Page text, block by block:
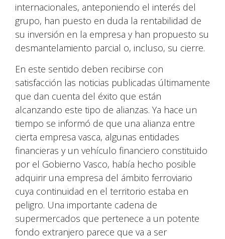
internacionales, anteponiendo el interés del
grupo, han puesto en duda la rentabilidad de
su inversión en la empresa y han propuesto su
desmantelamiento parcial o, incluso, su cierre.
En este sentido deben recibirse con
satisfacción las noticias publicadas últimamente
que dan cuenta del éxito que están
alcanzando este tipo de alianzas. Ya hace un
tiempo se informó de que una alianza entre
cierta empresa vasca, algunas entidades
financieras y un vehículo financiero constituido
por el Gobierno Vasco, había hecho posible
adquirir una empresa del ámbito ferroviario
cuya continuidad en el territorio estaba en
peligro. Una importante cadena de
supermercados que pertenece a un potente
fondo extranjero parece que va a ser